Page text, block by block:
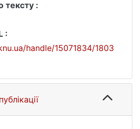
тексту :
:
handle/15071834/1803